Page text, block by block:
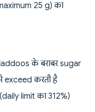
25 g) का
के बराबर sugar
exceed करती है
limit का 312%)